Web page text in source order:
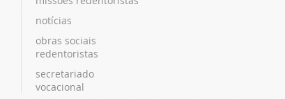
notícias
obras sociais
redentoristas
secretariado
vocacional